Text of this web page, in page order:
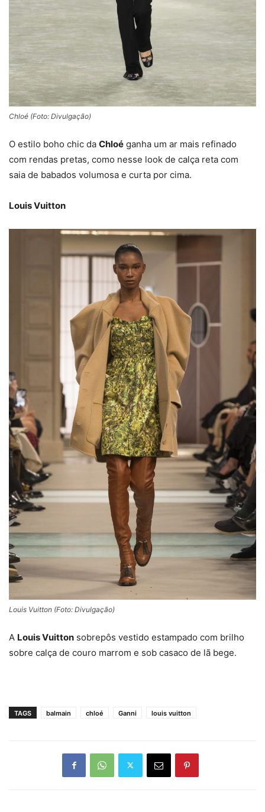
Chloé (Foto: Divulgação)
O estilo boho chic da Chloé ganha um ar mais refinado
com rendas pretas, como nesse look de calça reta com
saia de babados volumosa e curta por cima.
Louis Vuitton
Louis Vuitton (Foto: Divulgação)
A Louis Vuitton sobrepôs vestido estampado com brilho
sobre calça de couro marrom e sob casaco de lã bege.
TAGS balmain chloé Ganni louis vuitton